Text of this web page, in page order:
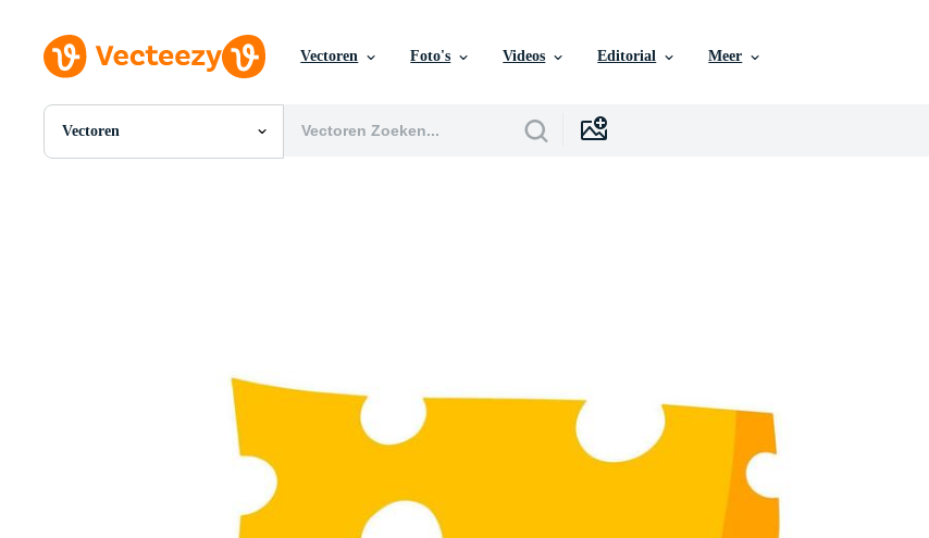
Vectoren Foto's Videos Editorial Meer
Vectoren
Alle Afbeeldingen
Redactionele Evenementen